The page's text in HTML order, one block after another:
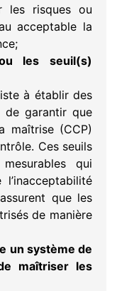
les risques ou
acceptable la
les seuil(s)
à établir des
de garantir que
maîtrise (CCP)
Ces seuils
qui
que les
de manière
un système de
maîtriser les